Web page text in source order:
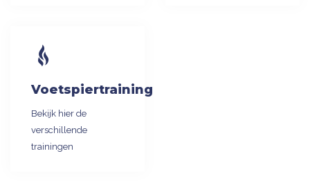
Voetspiertraining
Bekijk hier de
verschillende
trainingen